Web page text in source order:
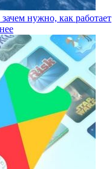
нужно, как работает